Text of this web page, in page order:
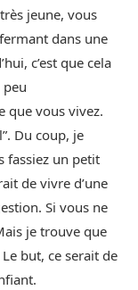
jeune, vous
dans une
c’est que cela
peu
que vous vivez.
Du coup, je
fassiez un petit
de vivre d’une
Si vous ne
je trouve que
but, ce serait de